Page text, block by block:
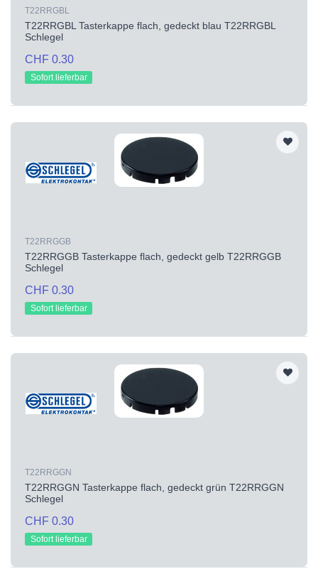
T22RRGBL
T22RRGBL Tasterkappe flach, gedeckt blau T22RRGBL
Schlegel
CHF 0.30
Sofort lieferbar
T22RRGGB
T22RRGGB Tasterkappe flach, gedeckt gelb T22RRGGB
Schlegel
CHF 0.30
Sofort lieferbar
T22RRGGN
T22RRGGN Tasterkappe flach, gedeckt grün T22RRGGN
Schlegel
CHF 0.30
Sofort lieferbar